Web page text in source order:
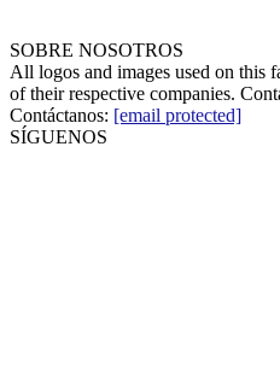
SOBRE NOSOTROS
All logos and images used on this
of their respective companies.
Contáctanos: [email protected]
SÍGUENOS